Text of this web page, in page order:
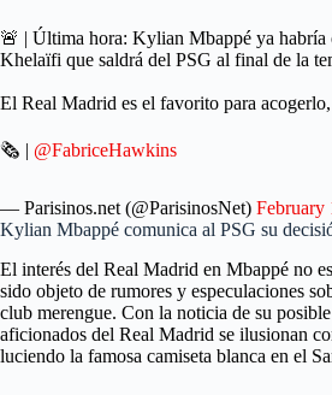
🚨 | Última hora: Kylian Mbappé ya habría
Khelaïfi que saldrá del PSG al final de la
El Real Madrid es el favorito para
🗞️ | @FabriceHawkins
— Parisinos.net (@ParisinosNet) February
Kylian Mbappé comunica al PSG su
El interés del Real Madrid en Mbappé no
sido objeto de rumores y especulaciones
club merengue. Con la noticia de su
aficionados del Real Madrid se ilusionan
luciendo la famosa camiseta blanca en el